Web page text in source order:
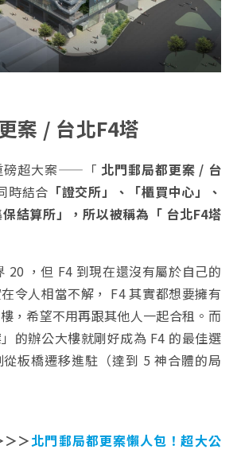
案 / 台北F4塔
磅超大案——「 北門郵局都更案 / 台
時結合 「證交所」、「櫃買中心」、
保結算所」，所以被稱為「 台北F4塔
20 ，但 F4 到現在還沒有屬於自己的
令人相當不解， F4 其實都想要擁有
，希望不用再跟其他人一起合租。而
」的辦公大樓就剛好成為 F4 的最佳選
板橋遷移進駐（達到 5 神合體的局
＞北門郵局都更案懶人包！超大公